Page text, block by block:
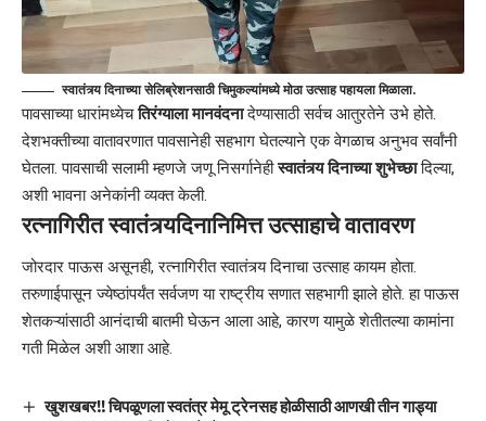
स्वातंत्र्य दिनाच्या सेलिब्रेशनसाठी चिमुकल्यांमध्ये मोठा उत्साह पहायला मिळाला.
पावसाच्या धारांमध्येचतिरंग्याला मानवंदनादेण्यासाठी सर्वच आतुरतेने उभे होते.
देशभक्तीच्या वातावरणात पावसानेही सहभाग घेतल्याने एक वेगळाच अनुभव सर्वांनी
घेतला. पावसाची सलामी म्हणजे जणू निसर्गानेहीस्वातंत्र्य दिनाच्या शुभेच्छादिल्या,
अशी भावना अनेकांनी व्यक्त केली.
​रत्नागिरीत स्वातंत्र्यदिनानिमित्त उत्साहाचे वातावरण
जोरदार पाऊस असूनही, रत्नागिरीत स्वातंत्र्य दिनाचा उत्साह कायम होता.
तरुणाईपासून ज्येष्ठांपर्यंत सर्वजण या राष्ट्रीय सणात सहभागी झाले होते. हा पाऊस
शेतकऱ्यांसाठी आनंदाची बातमी घेऊन आला आहे, कारण यामुळे शेतीतल्या कामांना
गती मिळेल अशी आशा आहे.
खुशखबर!! चिपळूणला स्वतंत्र मेमू ट्रेनसह होळीसाठी आणखी तीन गाड्या